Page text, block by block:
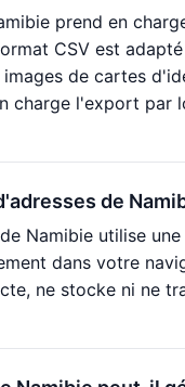
prend en
CSV est
de cartes
charge l'export
de
Namibie utilise
dans votre
ne stocke ni ne